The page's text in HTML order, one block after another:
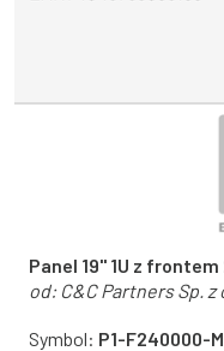
Panel 19" 1U z
od: C&C Partners Sp. z
Symbol: P1-F240000-M